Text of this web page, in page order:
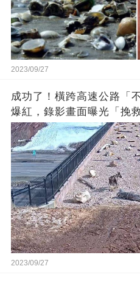
2023/09/27
成功了！橫跨高速公路「
爆紅，錄影畫面曝光「挽
歡呼
2023/09/27